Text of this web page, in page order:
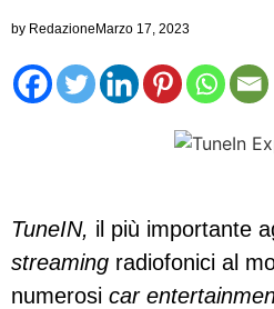
by Redazione Marzo 17, 2023
TuneIN, il più importante
streaming radiofonici al
numerosi car